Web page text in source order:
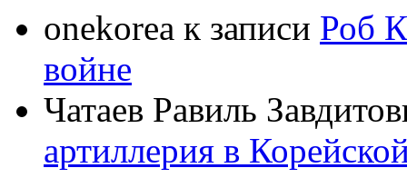
onekorea к записи Роб
войне
Чатаев Равиль
артиллерия в